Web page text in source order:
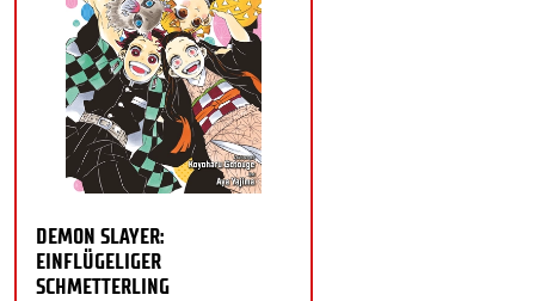
DEMON SLAYER:
EINFLÜGELIGER
SCHMETTERLING